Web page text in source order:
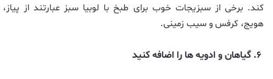
کند. برخی از سبزیجات خوب برای طبخ با لوبیا سبز عبارتند از پیاز،
هویج، کرفس و سیب زمینی.